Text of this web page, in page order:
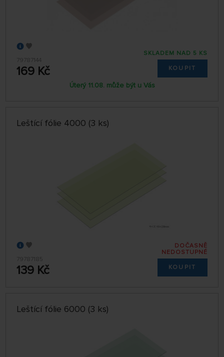
79787144
169 Kč
SKLADEM NAD 5 KS
KOUPIT
Úterý 11.08. může být u Vás
Leštící fólie 4000 (3 ks)
79787185
139 Kč
DOČASNĚ
NEDOSTUPNÉ
KOUPIT
Leštící fólie 6000 (3 ks)